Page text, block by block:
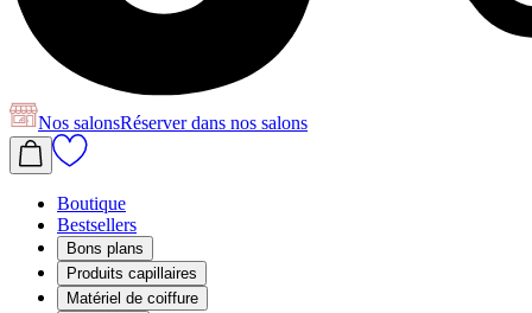
Nos salonsRéserverdans nos salons
Boutique
Bestsellers
Bons plans
Produits capillaires
Matériel de coiffure